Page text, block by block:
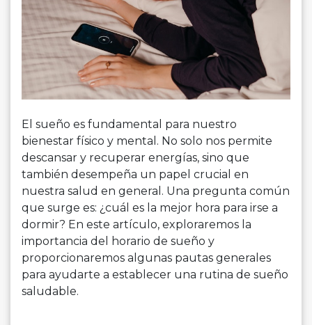
El sueño es fundamental para nuestro
bienestar físico y mental. No solo nos permite
descansar y recuperar energías, sino que
también desempeña un papel crucial en
nuestra salud en general. Una pregunta común
que surge es: ¿cuál es la mejor hora para irse a
dormir? En este artículo, exploraremos la
importancia del horario de sueño y
proporcionaremos algunas pautas generales
para ayudarte a establecer una rutina de sueño
saludable.